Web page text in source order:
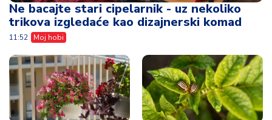
Ne bacajte stari cipelarnik - uz nekoliko
trikova izgledaće kao dizajnerski komad
11:52 Moj hobi